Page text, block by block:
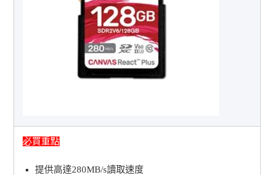
必買重點
提供高達280MB/s讀取速度